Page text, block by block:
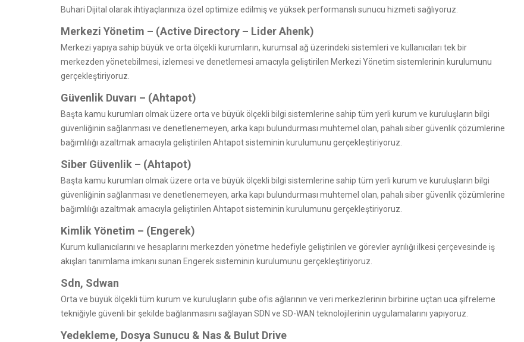
Buhari Dijital olarak ihtiyaçlarınıza özel optimize edilmiş ve yüksek performanslı sunucu hizmeti sağlıyoruz.
Merkezi Yönetim – (Active Directory – Lider Ahenk)
Merkezi yapıya sahip büyük ve orta ölçekli kurumların, kurumsal ağ üzerindeki sistemleri ve kullanıcıları tek bir
merkezden yönetebilmesi, izlemesi ve denetlemesi amacıyla geliştirilen Merkezi Yönetim sistemlerinin kurulumunu
gerçekleştiriyoruz.
Güvenlik Duvarı – (Ahtapot)
Başta kamu kurumları olmak üzere orta ve büyük ölçekli bilgi sistemlerine sahip tüm yerli kurum ve kuruluşların bilgi
güvenliğinin sağlanması ve denetlenemeyen, arka kapı bulundurması muhtemel olan, pahalı siber güvenlik çözümlerine
bağımlılığı azaltmak amacıyla geliştirilen Ahtapot sisteminin kurulumunu gerçekleştiriyoruz.
Siber Güvenlik – (Ahtapot)
Başta kamu kurumları olmak üzere orta ve büyük ölçekli bilgi sistemlerine sahip tüm yerli kurum ve kuruluşların bilgi
güvenliğinin sağlanması ve denetlenemeyen, arka kapı bulundurması muhtemel olan, pahalı siber güvenlik çözümlerine
bağımlılığı azaltmak amacıyla geliştirilen Ahtapot sisteminin kurulumunu gerçekleştiriyoruz.
Kimlik Yönetim – (Engerek)
Kurum kullanıcılarını ve hesaplarını merkezden yönetme hedefiyle geliştirilen ve görevler ayrılığı ilkesi çerçevesinde iş
akışları tanımlama imkanı sunan Engerek sisteminin kurulumunu gerçekleştiriyoruz.
Sdn, Sdwan
Orta ve büyük ölçekli tüm kurum ve kuruluşların şube ofis ağlarının ve veri merkezlerinin birbirine uçtan uca şifreleme
tekniğiyle güvenli bir şekilde bağlanmasını sağlayan SDN ve SD-WAN teknolojilerinin uygulamalarını yapıyoruz.
Yedekleme, Dosya Sunucu & Nas & Bulut Drive